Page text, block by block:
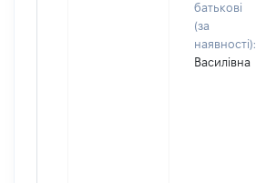
батькові
(за
наявності):
Василівна